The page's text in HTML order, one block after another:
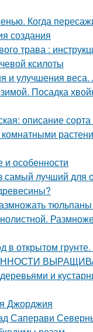
Когда
создания
трава :
ксилоты
улучшения
Посадка
описание сорта
особенности
лучший для
в открытом
и
Джорджия
Саперави